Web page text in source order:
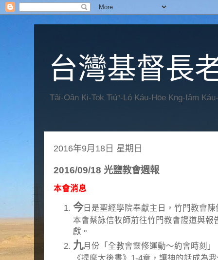
台灣基督長
Tâi-Oân Ki-Tok Tiúⁿ-Ló Káu-Hōe Kng-Iâm
2016年9月18日 星期日
2016/09/18 光鹽教會週報
本會消息
今日是聖經學院奉獻主日，竹門教會
本會蔡詠信牧師前往竹門教會證道與
獻。
九月份「全教會靈修運動～約會時刻